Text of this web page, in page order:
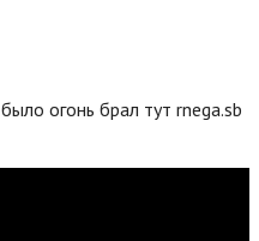
огонь брал тут rnega.sb